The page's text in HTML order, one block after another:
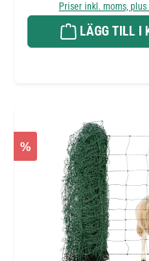
Priser inkl. moms,
LÄGG TILL I
%